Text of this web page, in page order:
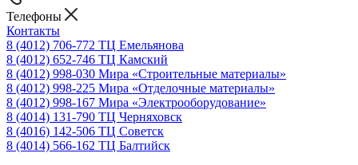
Телефоны
Контакты
8 (4012) 706-772 ТЦ Емельянова
8 (4012) 652-746 ТЦ Камский
8 (4012) 998-030 Мира «Строительные материалы»
8 (4012) 998-225 Мира «Отделочные материалы»
8 (4012) 998-167 Мира «Электрооборудование»
8 (4014) 131-790 ТЦ Черняховск
8 (4016) 142-506 ТЦ Советск
8 (4014) 566-162 ТЦ Балтийск